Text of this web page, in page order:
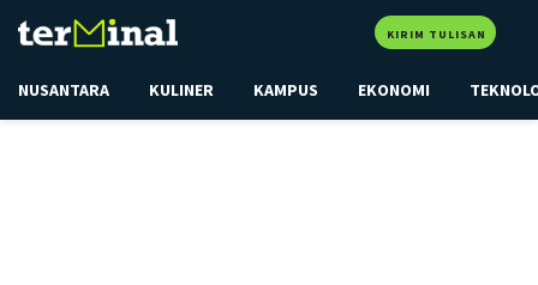
KIRIM TULISAN
NUSANTARA KULINER KAMPUS EKONOMI